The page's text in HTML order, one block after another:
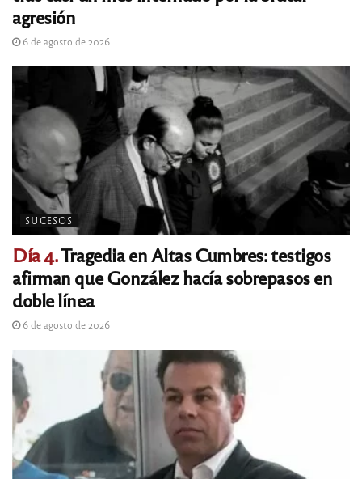
agresión
6 de agosto de 2026
SUCESOS
Día 4.Tragedia en Altas Cumbres: testigos
afirman que González hacía sobrepasos en
doble línea
6 de agosto de 2026